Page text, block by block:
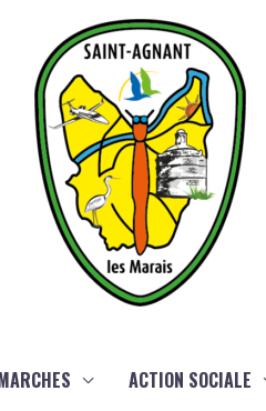
ACTION SOCIALE